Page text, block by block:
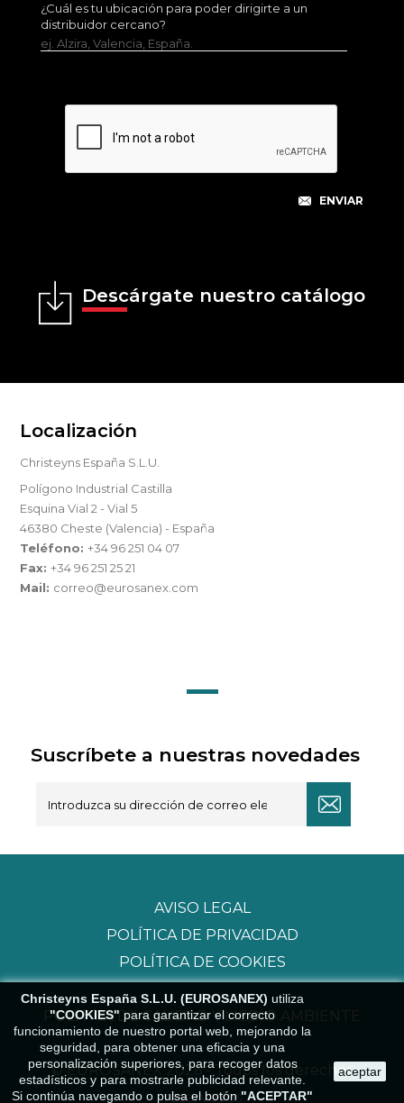
¿Cuál es tu ubicación para poder dirigirte a un
distribuidor cercano?
ej. Alzira, Valencia, España.
Descárgate nuestro catálogo
Localización
Christeyns España S.L.U.
Polígono Industrial Castilla
Esquina Vial 2 - Vial 5
46380 Cheste (Valencia) - España
Teléfono:+34 96 251 04 07
Fax:+34 96 251 25 21
Mail: correo@eurosanex.com
Suscríbete a nuestras novedades
Christeyns España S.L.U. (EUROSANEX) utiliza
"COOKIES" para garantizar el correcto
funcionamiento de nuestro portal web, mejorando la
seguridad, para obtener una eficacia y una
personalización superiores, para recoger datos
estadísticos y para mostrarle publicidad relevante.
Si continúa navegando o pulsa el botón "ACEPTAR"
aceptar
AVISO LEGAL
POLÍTICA DE PRIVACIDAD
POLÍTICA DE COOKIES
POLÍTICA DE CALIDAD Y MEDIO AMBIENTE
© EUROSANEX 2026 - Todos los derechos
reservados